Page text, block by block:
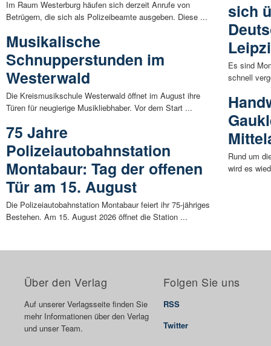
Im Raum Westerburg häufen sich derzeit Anrufe von
Betrügern, die sich als Polizeibeamte ausgeben. Diese ...
Musikalische
Schnupperstunden im
Westerwald
Die Kreismusikschule Westerwald öffnet im August ihre
Türen für neugierige Musikliebhaber. Vor dem Start ...
75 Jahre
Polizeiautobahnstation
Montabaur: Tag der offenen
Tür am 15. August
Die Polizeiautobahnstation Montabaur feiert ihr 75-jähriges
Bestehen. Am 15. August 2026 öffnet die Station ...
sich
Es sind
schnell
Rund um
wird es
Über den Verlag
Auf unserer Verlagsseite finden Sie
mehr Informationen über den Verlag
und unser Team.
Folgen Sie uns
RSS
Twitter